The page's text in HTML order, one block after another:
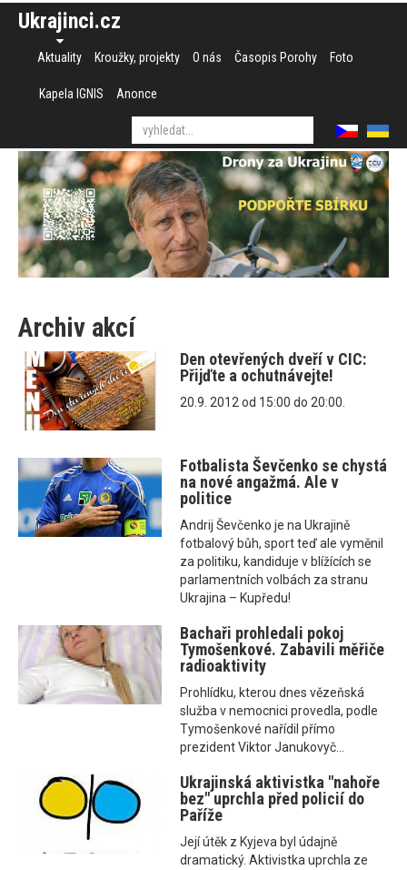
Ukrajinci.cz
Aktuality Kroužky, projekty O nás Časopis Porohy Foto
Kapela IGNIS Anonce
Archiv akcí
Den otevřených dveří v CIC:
Přijďte a ochutnávejte!
20.9. 2012 od 15:00 do 20:00.
Fotbalista Ševčenko se chystá
na nové angažmá. Ale v
politice
Andrij Ševčenko je na Ukrajině
fotbalový bůh, sport teď ale vyměnil
za politiku, kandiduje v blížících se
parlamentních volbách za stranu
Ukrajina – Kupředu!
Bachaři prohledali pokoj
Tymošenkové. Zabavili měřiče
radioaktivity
Prohlídku, kterou dnes vězeňská
služba v nemocnici provedla, podle
Tymošenkové nařídil přímo
prezident Viktor Janukovyč...
Ukrajinská aktivistka "nahoře
bez" uprchla před policií do
Paříže
Její útěk z Kyjeva byl údajně
dramatický. Aktivistka uprchla ze